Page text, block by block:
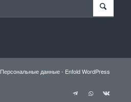
Персональные данные- Enfold WordPress